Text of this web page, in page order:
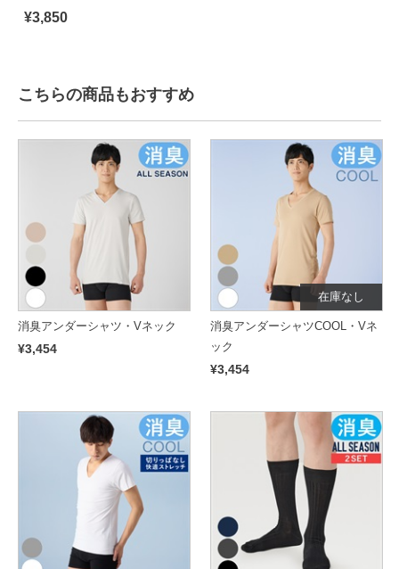
¥3,850
こちらの商品もおすすめ
消臭アンダーシャツ・Vネック
¥3,454
在庫なし
消臭アンダーシャツCOOL・Vネ
ック
¥3,454